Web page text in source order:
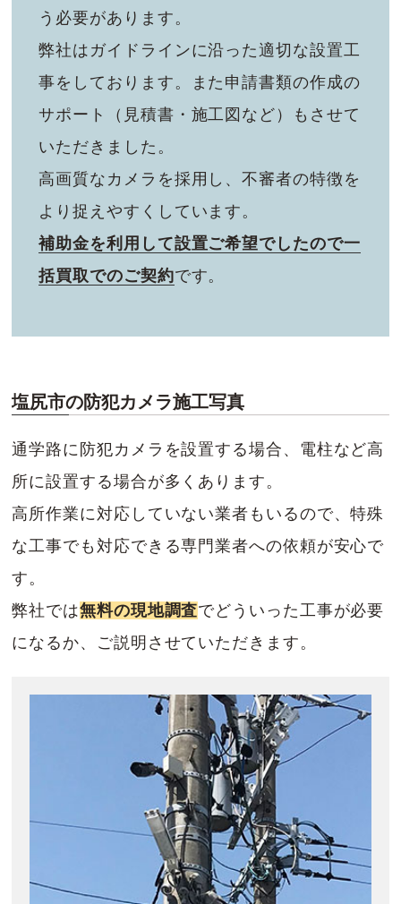
う必要があります。
弊社はガイドラインに沿った適切な設置工
事をしております。また申請書類の作成の
サポート（見積書・施工図など）もさせて
いただきました。
高画質なカメラを採用し、不審者の特徴を
より捉えやすくしています。
補助金を利用して設置ご希望でしたので一
括買取でのご契約です。
塩尻市の防犯カメラ施工写真
通学路に防犯カメラを設置する場合、電柱など高
所に設置する場合が多くあります。
高所作業に対応していない業者もいるので、特殊
な工事でも対応できる専門業者への依頼が安心で
す。
弊社では無料の現地調査でどういった工事が必要
になるか、ご説明させていただきます。